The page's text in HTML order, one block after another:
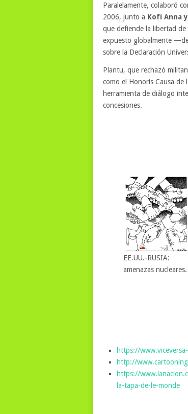
Paralelamente, colaboró
2006, junto a Kofi Anna
que defiende la libertad de
expuesto globalmente
sobre la Declaración
Plantu, que rechazó
como el Honoris Causa de
herramienta de diálogo
concesiones.
EE.UU.-RUSIA:
amenazas nucleares.
https://
http://
https://
la-tapa-de-le-monde